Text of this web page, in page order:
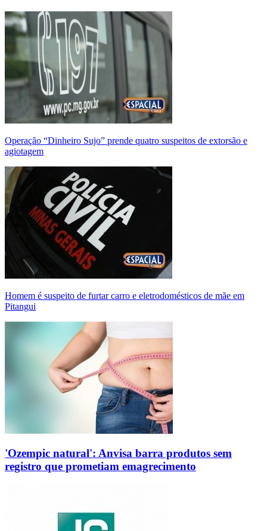
Operação “Dinheiro Sujo” prende quatro suspeitos de extorsão e
agiotagem
Homem é suspeito de furtar carro e eletrodomésticos de mãe em
Pitangui
'Ozempic natural': Anvisa barra produtos sem
registro que prometiam emagrecimento